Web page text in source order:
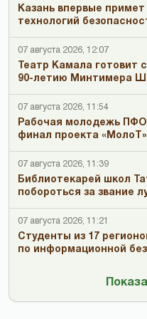
Казань впервые
технологий
07 августа 2026, 12:07
Театр Камала готовит
90-летию Минтимера
07 августа 2026, 11:54
Рабочая молодежь
финал проекта «МолоТ»
07 августа 2026, 11:39
Библиотекарей школ
побороться за звание
07 августа 2026, 11:21
Студенты из 17
по информационной